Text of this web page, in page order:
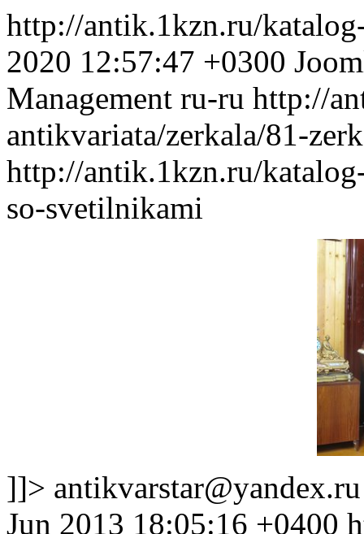
http://antik.1kzn.ru/
2020 12:57:47 +0300
Management ru-ru http://
antikvariata/zerkala/81-
http://antik.1kzn.ru/
so-svetilnikami
]]> antikvarstar@yandex.ru
Jun 2013 18:05:16 +0400